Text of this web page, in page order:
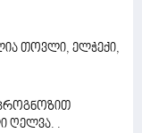
თოვლი, ელჭექი,
პროგნოზით
ღელვა. .